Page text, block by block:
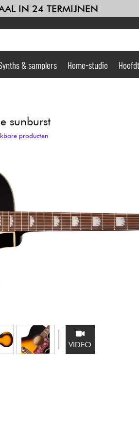
IN 24 TERMIJNEN
Home-studio
Sets
& samplers Home-studio
sunburst
producten
VIDEO